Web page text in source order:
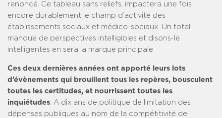
renoncé. Ce tableau sans reliefs, impactera une fois
encore durablement le champ d’activité des
établissements sociaux et médico-sociaux. Un total
manque de perspectives intelligibles et disons-le
intelligentes en sera la marque principale.
Ces deux dernières années ont apporté leurs lots
d’évènements qui brouillent tous les repères, bousculent
toutes les certitudes, et nourrissent toutes les
inquiétudes. A dix ans de politique de limitation des
dépenses publiques au nom de la compétitivité de